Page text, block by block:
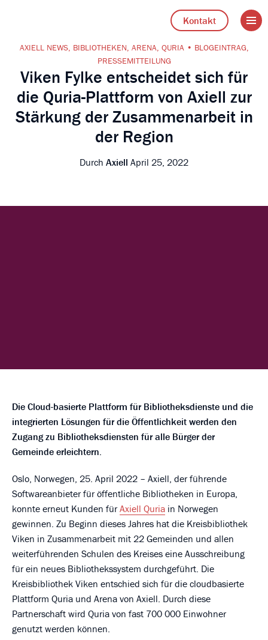
Kontakt Open
AXIELL NEWS, BIBLIOTHEKEN, ARENA, QURIA BLOGEINTRAG,
PRESSEMITTEILUNG
Viken Fylke entscheidet sich für
die Quria-Plattform von Axiell zur
Stärkung der Zusammenarbeit in
der Region
Durch Axiell April 25, 2022
Die Cloud-basierte Plattform für Bibliotheksdienste und die
integrierten Lösungen für die Öffentlichkeit werden den
Zugang zu Bibliotheksdiensten für alle Bürger der
Gemeinde erleichtern.
Oslo, Norwegen, 25. April 2022 – Axiell, der führende
Softwareanbieter für öffentliche Bibliotheken in Europa,
konnte erneut Kunden fürAxiell Quria in Norwegen
gewinnen. Zu Beginn dieses Jahres hat die Kreisbibliothek
Viken in Zusammenarbeit mit 22 Gemeinden und allen
weiterführenden Schulen des Kreises eine Ausschreibung
für ein neues Bibliothekssystem durchgeführt. Die
Kreisbibliothek Viken entschied sich für die cloudbasierte
Plattform Quria und Arena von Axiell. Durch diese
Partnerschaft wird Quria von fast 700 000 Einwohner
genutzt werden können.